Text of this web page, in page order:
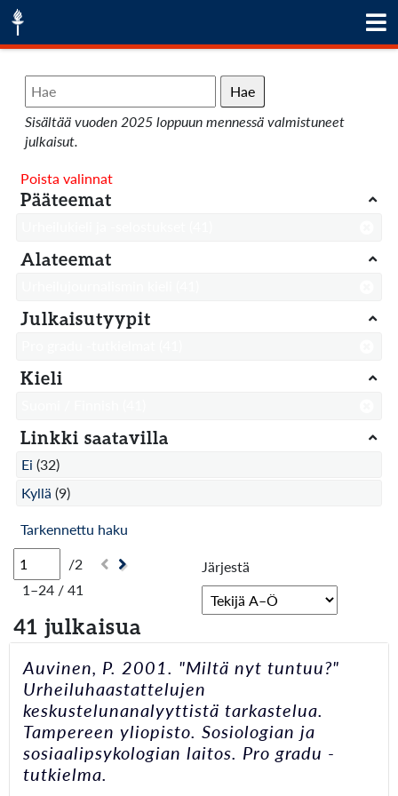
Hae
Sisältää vuoden 2025 loppuun mennessä valmistuneet
julkaisut.
/2
1–24 / 41
Järjestä
41 julkaisua
Auvinen, P. 2001. "Miltä nyt tuntuu?"
Urheiluhaastattelujen
keskustelunanalyyttistä tarkastelua.
Tampereen yliopisto. Sosiologian ja
sosiaalipsykologian laitos. Pro gradu -
tutkielma.
Poista valinnat
Pääteemat
Alateemat
Julkaisutyypit
Kieli
Linkki saatavilla
Ei (32)
Kyllä (9)
Tarkennettu haku